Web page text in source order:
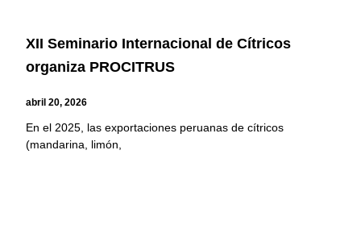
XII Seminario Internacional de Cítricos
organiza PROCITRUS
abril 20, 2026
En el 2025, las exportaciones peruanas de cítricos
(mandarina, limón,